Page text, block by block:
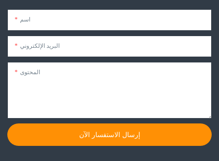
اسم
البريد الإلكتروني
المحتوى
إرسال الاستفسار الآن